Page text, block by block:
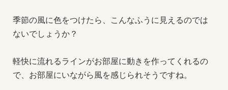
季節の風に色をつけたら、こんなふうに見えるのでは
ないでしょうか？
軽快に流れるラインがお部屋に動きを作ってくれるの
で、お部屋にいながら風を感じられそうですね。